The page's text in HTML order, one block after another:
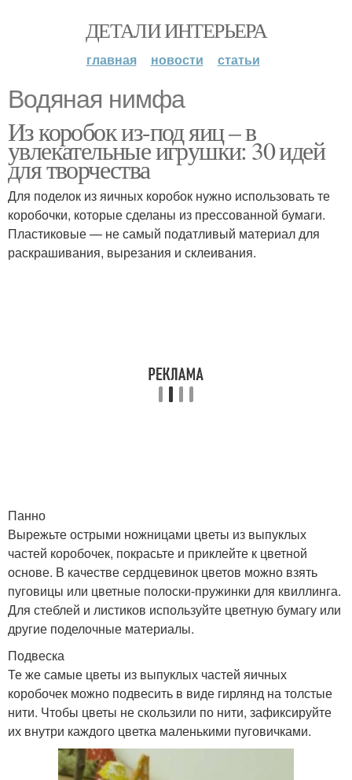
ДЕТАЛИ ИНТЕРЬЕРА
главная новости статьи
Водяная нимфа
Из коробок из-под яиц – в
увлекательные игрушки: 30 идей
для творчества
Для поделок из яичных коробок нужно использовать те
коробочки, которые сделаны из прессованной бумаги.
Пластиковые — не самый податливый материал для
раскрашивания, вырезания и склеивания.
Панно
Вырежьте острыми ножницами цветы из выпуклых
частей коробочек, покрасьте и приклейте к цветной
основе. В качестве сердцевинок цветов можно взять
пуговицы или цветные полоски-пружинки для квиллинга.
Для стеблей и листиков используйте цветную бумагу или
другие поделочные материалы.
Подвеска
Те же самые цветы из выпуклых частей яичных
коробочек можно подвесить в виде гирлянд на толстые
нити. Чтобы цветы не скользили по нити, зафиксируйте
их внутри каждого цветка маленькими пуговичками.